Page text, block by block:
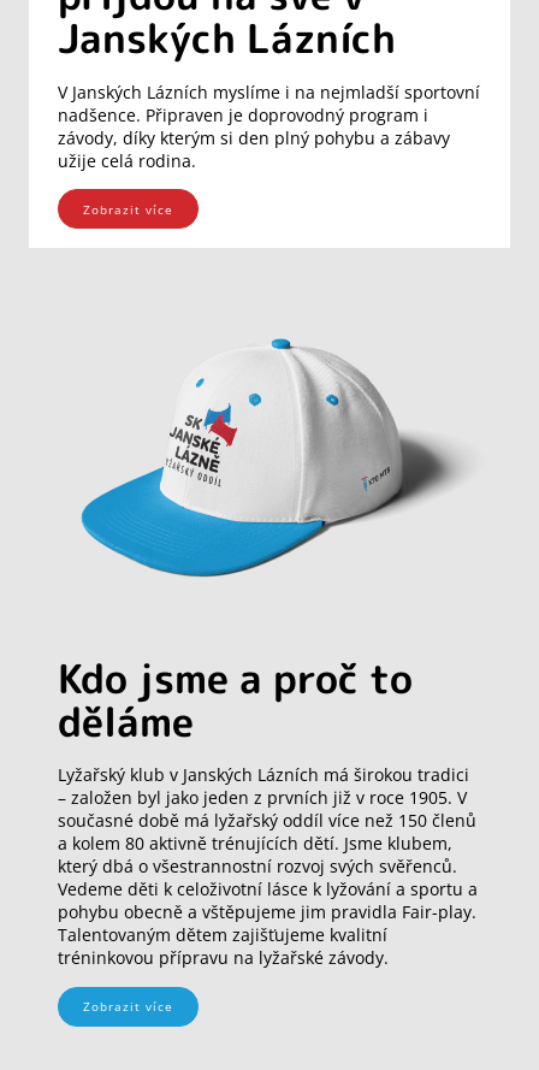
Janských Lázních
V Janských Lázních myslíme i na nejmladší sportovní
nadšence. Připraven je doprovodný program i
závody, díky kterým si den plný pohybu a zábavy
užije celá rodina.
Zobrazit více
Kdo jsme a proč to
děláme
Lyžařský klub v Janských Lázních má širokou tradici
– založen byl jako jeden z prvních již v roce 1905. V
současné době má lyžařský oddíl více než 150 členů
a kolem 80 aktivně trénujících dětí. Jsme klubem,
který dbá o všestrannostní rozvoj svých svěřenců.
Vedeme děti k celoživotní lásce k lyžování a sportu a
pohybu obecně a vštěpujeme jim pravidla Fair-play.
Talentovaným dětem zajišťujeme kvalitní
tréninkovou přípravu na lyžařské závody.
Zobrazit více